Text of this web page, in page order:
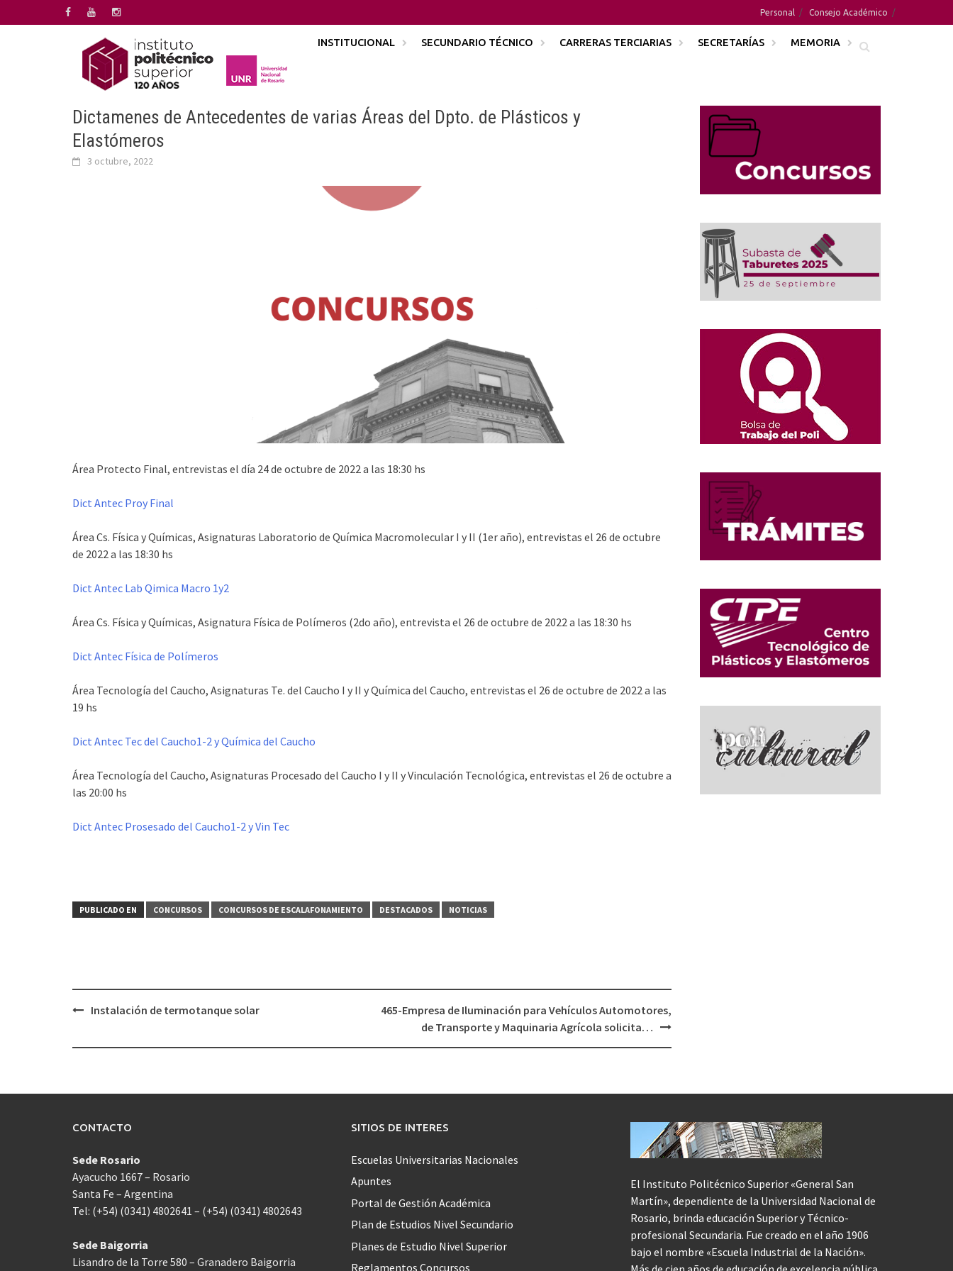
al
Personal Consejo Académico
INSTITUCIONAL SECUNDARIO TÉCNICO CARRERAS TERCIARIAS SECRETARÍAS MEMORIA
Dictamenes de Antecedentes de varias Áreas del Dpto. de Plásticos y
Elastómeros
3 octubre, 2022
Área Protecto Final, entrevistas el día 24 de octubre de 2022 a las 18:30 hs
Dict Antec Proy Final
Área Cs. Física y Químicas, Asignaturas Laboratorio de Química Macromolecular I y II (1er año), entrevistas el 26 de octubre
de 2022 a las 18:30 hs
Dict Antec Lab Qimica Macro 1y2
Área Cs. Física y Químicas, Asignatura Física de Polímeros (2do año), entrevista el 26 de octubre de 2022 a las 18:30 hs
Dict Antec Física de Polímeros
Área Tecnología del Caucho, Asignaturas Te. del Caucho I y II y Química del Caucho, entrevistas el 26 de octubre de 2022 a las
19 hs
Dict Antec Tec del Caucho1-2 y Química del Caucho
Área Tecnología del Caucho, Asignaturas Procesado del Caucho I y II y Vinculación Tecnológica, entrevistas el 26 de octubre a
las 20:00 hs
Dict Antec Prosesado del Caucho1-2 y Vin Tec
PUBLICADO EN CONCURSOS CONCURSOS DE ESCALAFONAMIENTO DESTACADOS NOTICIAS
Navegación
Instalación de termotanque solar
465-Empresa de Iluminación para Vehículos Automotores,
de Transporte y Maquinaria Agrícola solicita…
CONTACTO
Sede Rosario
Ayacucho 1667 – Rosario
Santa Fe – Argentina
Tel: (+54) (0341) 4802641 – (+54) (0341) 4802643
Sede Baigorria
Lisandro de la Torre 580 – Granadero Baigorria
SITIOS DE INTERES
Escuelas Universitarias Nacionales
Apuntes
Portal de Gestión Académica
Plan de Estudios Nivel Secundario
Planes de Estudio Nivel Superior
Reglamentos Concursos
El Instituto Politécnico Superior «General San
Martín», dependiente de la Universidad Nacional de
Rosario, brinda educación Superior y Técnico-
profesional Secundaria. Fue creado en el año 1906
bajo el nombre «Escuela Industrial de la Nación».